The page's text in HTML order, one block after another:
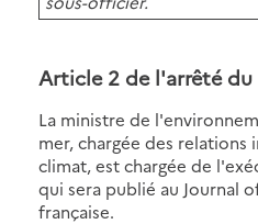
Article 2 de l'arrêté du
La ministre de
mer, chargée des relations
climat, est chargée de
qui sera publié au Journal
française.